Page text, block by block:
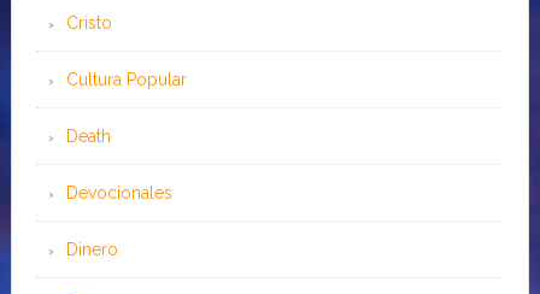
Cristo
Cultura Popular
Death
Devocionales
Dinero